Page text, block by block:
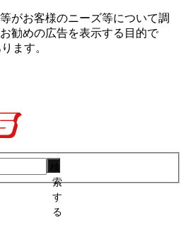
がお客様のニーズ等について調
勧めの広告を表⽰する⽬的で
ます。
索
す
る